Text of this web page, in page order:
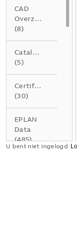
CAD
Overzichtstekening
(8)
Catalogus
(5)
Certificaat
(30)
EPLAN
Data
(485)
U bent niet ingelogd